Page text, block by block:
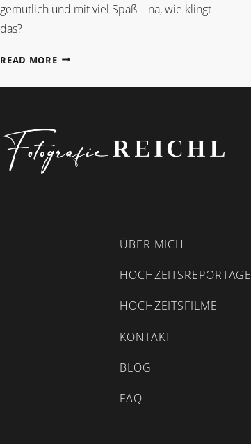
gemütlich und mit viel Spaß – na, wie klingt
das?
READ MOREURBANE
ÜBER MICH
HOCHZEITSREPORTAGE
HOCHZEITSFILME
KONTAKT
BLOG
FAQ